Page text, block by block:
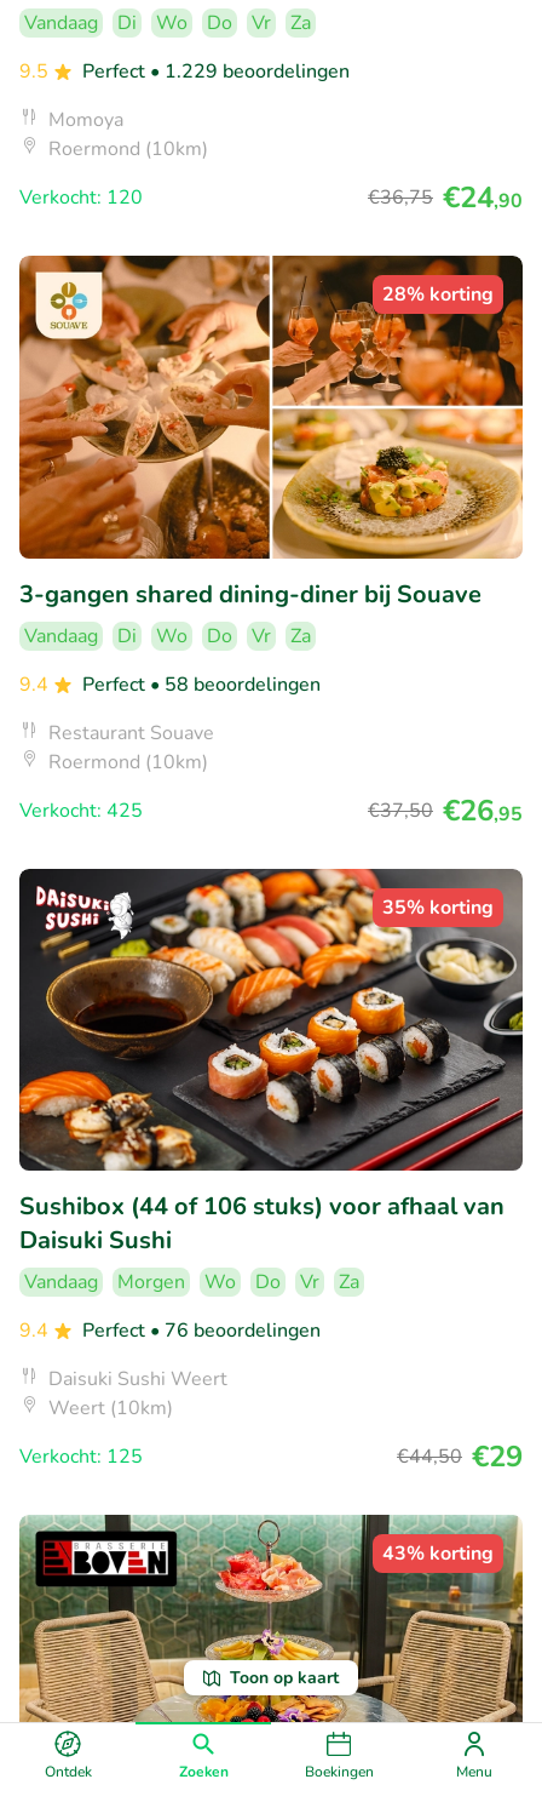
Ontdek Zoeken Boekingen Menu
Toon op kaart
Vandaag Di Wo Do Vr
Za
9.5
Perfect • 1.229 beoordelingen
Momoya
Roermond (10km)
Verkocht: 120
€36,75 €24,90
28% korting
3-gangen shared dining-diner bij Souave
Vandaag Di Wo Do Vr
Za
9.4
Perfect • 58 beoordelingen
Restaurant Souave
Roermond (10km)
Verkocht: 425
€37,50 €26,95
35% korting
Sushibox (44 of 106 stuks) voor afhaal van
Daisuki Sushi
Vandaag Morgen Wo Do Vr
Za
9.4
Perfect • 76 beoordelingen
Daisuki Sushi Weert
Weert (10km)
Verkocht: 125
€44,50 €29
43% korting